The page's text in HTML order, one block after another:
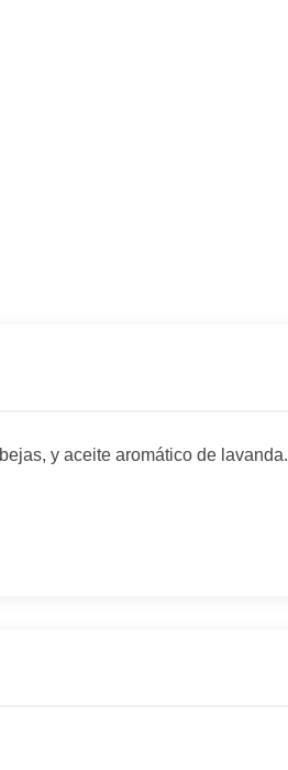
y aceite aromático de lavanda.